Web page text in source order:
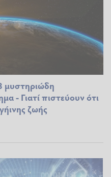
μυστηριώδη
- Γιατί πιστεύουν ότι
ζωής